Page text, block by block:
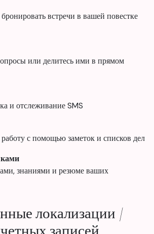
встречи в вашей повестке
или делитесь ими в прямом
и отслеживание SMS
с помощью заметок и списков дел
знаниями и резюме ваших
локализации /